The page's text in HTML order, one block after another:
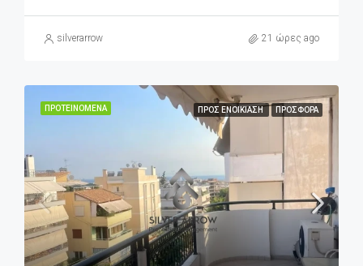
silverarrow 21 ώρες ago
ΠΡΟΤΕΙΝΌΜΕΝΑ ΠΡΟΣ ΕΝΟΙΚΊΑΣΗ ΠΡΟΣΦΟΡΆ